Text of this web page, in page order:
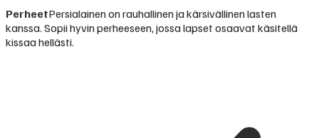
PerheetPersialainen on rauhallinen ja kärsivällinen lasten
kanssa. Sopii hyvin perheeseen, jossa lapset osaavat käsitellä
kissaa hellästi.